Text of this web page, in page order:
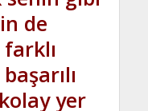
de
yer